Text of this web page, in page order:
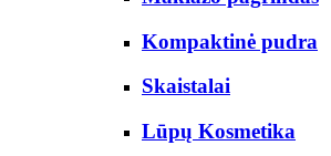
Kompaktinė pudra
Skaistalai
Lūpų Kosmetika